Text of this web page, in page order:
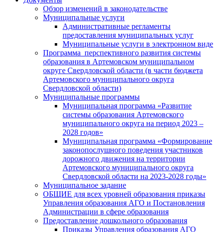
Обзор изменений в законодательстве
Муниципальные услуги
Административные регламенты
предоставления муниципальных услуг
Муниципальные услуги в электронном виде
Программа перспективного развития системы
образования в Артемовском муниципальном
округе Свердловской области (в части бюджета
Артемовского муниципального округа
Свердловской области)
Муниципальные программы
Муниципальная программа «Развитие
системы образования Артемовского
муниципального округа на период 2023 –
2028 годов»
Муниципальная программа «Формирование
законопослушного поведения участников
дорожного движения на территории
Артемовского муниципального округа
Свердловской области на 2023-2028 годы»
Муниципальное задание
ОБЩИЕ для всех уровней образования приказы
Управления образования АГО и Постановления
Администрации в сфере образования
Предоставление дошкольного образования
Приказы Управления образования АГО